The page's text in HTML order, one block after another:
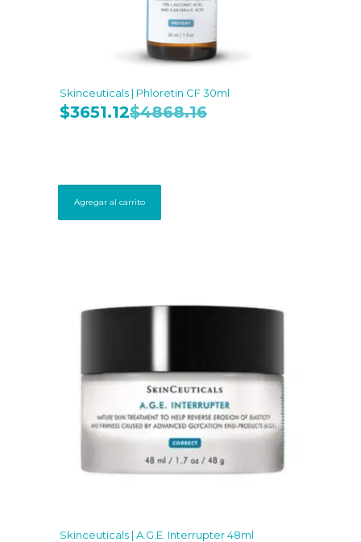
Skinceuticals | Phloretin CF 30ml
$3651.12$4868.16
Agregar al carrito
Skinceuticals | A.G.E. Interrupter 48ml